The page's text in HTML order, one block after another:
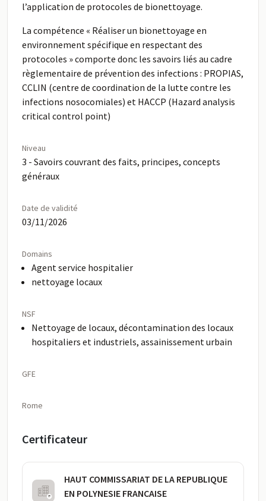
l’application de protocoles de bionettoyage.
La compétence « Réaliser un bionettoyage en
environnement spécifique en respectant des
protocoles » comporte donc les savoirs liés au cadre
règlementaire de prévention des infections : PROPIAS,
CCLIN (centre de coordination de la lutte contre les
infections nosocomiales) et HACCP (Hazard analysis
critical control point)
Niveau
3 - Savoirs couvrant des faits, principes, concepts
généraux
Date de validité
03/11/2026
Domains
Agent service hospitalier
nettoyage locaux
NSF
Nettoyage de locaux, décontamination des locaux
hospitaliers et industriels, assainissement urbain
GFE
Rome
Certificateur
HAUT COMMISSARIAT DE LA REPUBLIQUE
EN POLYNESIE FRANCAISE